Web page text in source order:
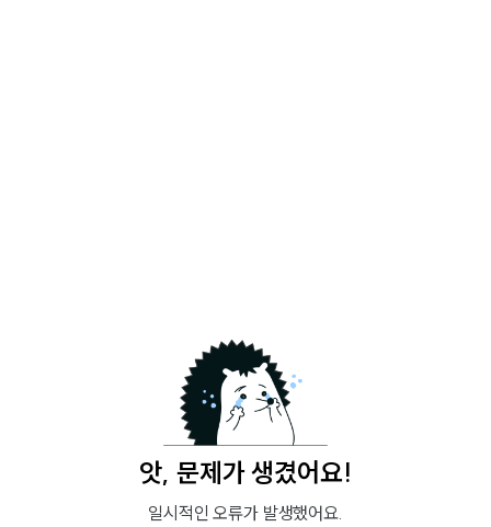
앗, 문제가 생겼어요!
일시적인 오류가 발생했어요.